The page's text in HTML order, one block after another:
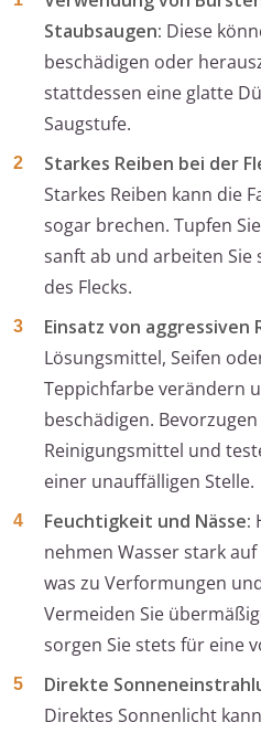
Staubsaugen: Diese
beschädigen oder
stattdessen eine glatte
Saugstufe.
Starkes Reiben bei der
Starkes Reiben kann die
sogar brechen. Tupfen
sanft ab und arbeiten
des Flecks.
Einsatz von aggressiven
Lösungsmittel, Seifen
Teppichfarbe verändern
beschädigen.
Reinigungsmittel und
einer unauffälligen Stelle.
Feuchtigkeit und Nässe:
nehmen Wasser stark
was zu Verformungen
Vermeiden Sie
sorgen Sie stets für eine
Direkte
Direktes Sonnenlicht